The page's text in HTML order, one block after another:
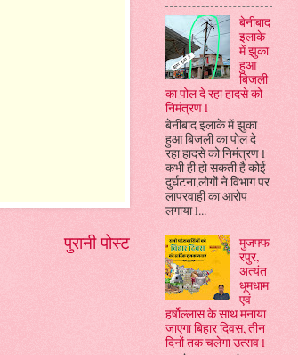
पुरानी पोस्ट
बेनीबाद
इलाके
में झुका
हुआ
बिजली
का पोल दे रहा हादसे को
निमंत्रण l
बेनीबाद इलाके में झुका
हुआ बिजली का पोल दे
रहा हादसे को निमंत्रण l
कभी ही हो सकती है कोई
दुर्घटना,लोगों ने विभाग पर
लापरवाही का आरोप
लगाया l...
मुजफ्फ
रपुर,
अत्यंत
धूमधाम
एवं
हर्षोल्लास के साथ मनाया
जाएगा बिहार दिवस, तीन
दिनों तक चलेगा उत्सव l